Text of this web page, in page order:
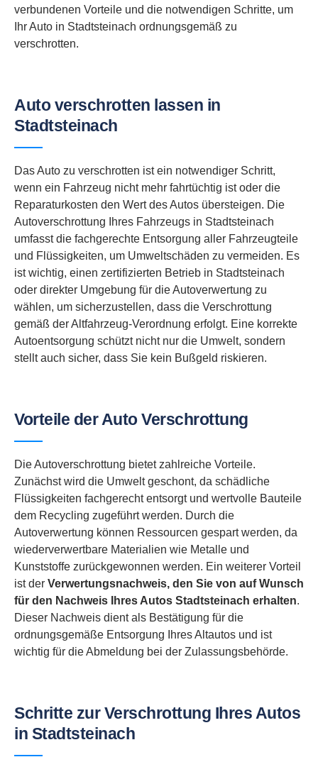
verbundenen Vorteile und die notwendigen Schritte, um
Ihr Auto in Stadtsteinach ordnungsgemäß zu
verschrotten.
Auto verschrotten lassen in
Stadtsteinach
Das Auto zu verschrotten ist ein notwendiger Schritt,
wenn ein Fahrzeug nicht mehr fahrtüchtig ist oder die
Reparaturkosten den Wert des Autos übersteigen. Die
Autoverschrottung Ihres Fahrzeugs in Stadtsteinach
umfasst die fachgerechte Entsorgung aller Fahrzeugteile
und Flüssigkeiten, um Umweltschäden zu vermeiden. Es
ist wichtig, einen zertifizierten Betrieb in Stadtsteinach
oder direkter Umgebung für die Autoverwertung zu
wählen, um sicherzustellen, dass die Verschrottung
gemäß der Altfahrzeug-Verordnung erfolgt. Eine korrekte
Autoentsorgung schützt nicht nur die Umwelt, sondern
stellt auch sicher, dass Sie kein Bußgeld riskieren.
Vorteile der Auto Verschrottung
Die Autoverschrottung bietet zahlreiche Vorteile.
Zunächst wird die Umwelt geschont, da schädliche
Flüssigkeiten fachgerecht entsorgt und wertvolle Bauteile
dem Recycling zugeführt werden. Durch die
Autoverwertung können Ressourcen gespart werden, da
wiederverwertbare Materialien wie Metalle und
Kunststoffe zurückgewonnen werden. Ein weiterer Vorteil
ist der Verwertungsnachweis, den Sie von auf Wunsch
für den Nachweis Ihres Autos Stadtsteinach erhalten.
Dieser Nachweis dient als Bestätigung für die
ordnungsgemäße Entsorgung Ihres Altautos und ist
wichtig für die Abmeldung bei der Zulassungsbehörde.
Schritte zur Verschrottung Ihres Autos
in Stadtsteinach